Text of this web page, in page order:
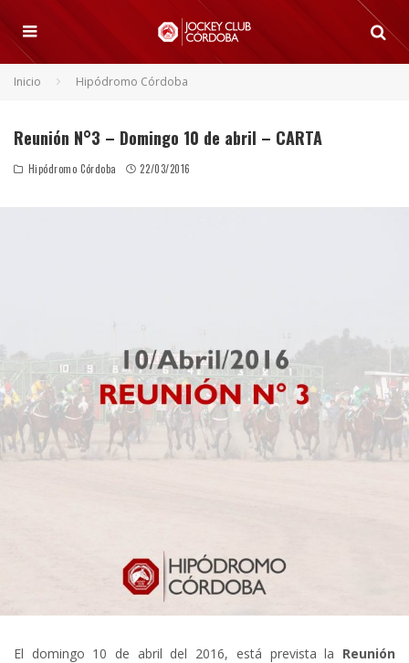
Inicio Hipódromo Córdoba
Reunión N°3 – Domingo 10 de abril – CARTA
Hipódromo Córdoba 22/03/2016
El domingo 10 de abril del 2016, está prevista la Reunión